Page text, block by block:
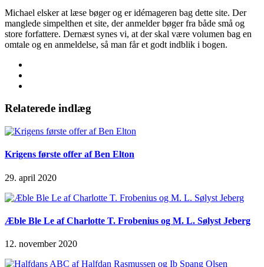
Michael elsker at læse bøger og er idémageren bag dette site. Der
manglede simpelthen et site, der anmelder bøger fra både små og
store forfattere. Dernæst synes vi, at der skal være volumen bag en
omtale og en anmeldelse, så man får et godt indblik i bogen.
Relaterede indlæg
Krigens første offer af Ben Elton
29. april 2020
Æble Ble Le af Charlotte T. Frobenius og M. L. Sølyst Jeberg
12. november 2020